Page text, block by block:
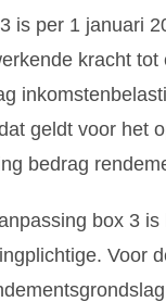
is per 1 januari
kracht
geldt voor het
bedrag
box 3
Voor